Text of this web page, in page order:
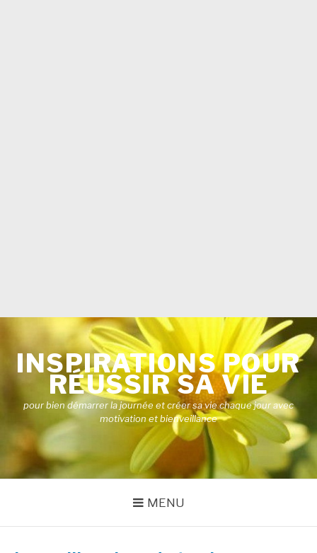
contenuINSPIRATIONS POUR
RÉUSSIR SA VIE
pour bien démarrer la journée et créer sa vie chaque jour avec
motivation et bienveillance
MENU